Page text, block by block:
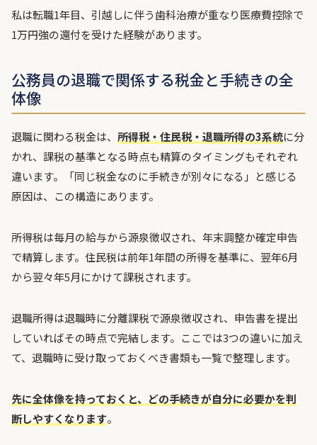
私は転職1年目、引越しに伴う歯科治療が重なり医療費控除で
1万円強の還付を受けた経験があります。
公務員の退職で関係する税金と手続きの全
体像
退職に関わる税金は、 所得税・住民税・退職所得の3系統に分
かれ、課税の基準となる時点も精算のタイミングもそれぞれ
違います。「同じ税金なのに手続きが別々になる」と感じる
原因は、この構造にあります。
所得税は毎月の給与から源泉徴収され、年末調整か確定申告
で精算します。住民税は前年1年間の所得を基準に、翌年6月
から翌々年5月にかけて課税されます。
退職所得は退職時に分離課税で源泉徴収され、申告書を提出
していればその時点で完結します。ここでは3つの違いに加え
て、退職時に受け取っておくべき書類も一覧で整理します。
先に全体像を持っておくと、どの手続きが自分に必要かを判
断しやすくなります。